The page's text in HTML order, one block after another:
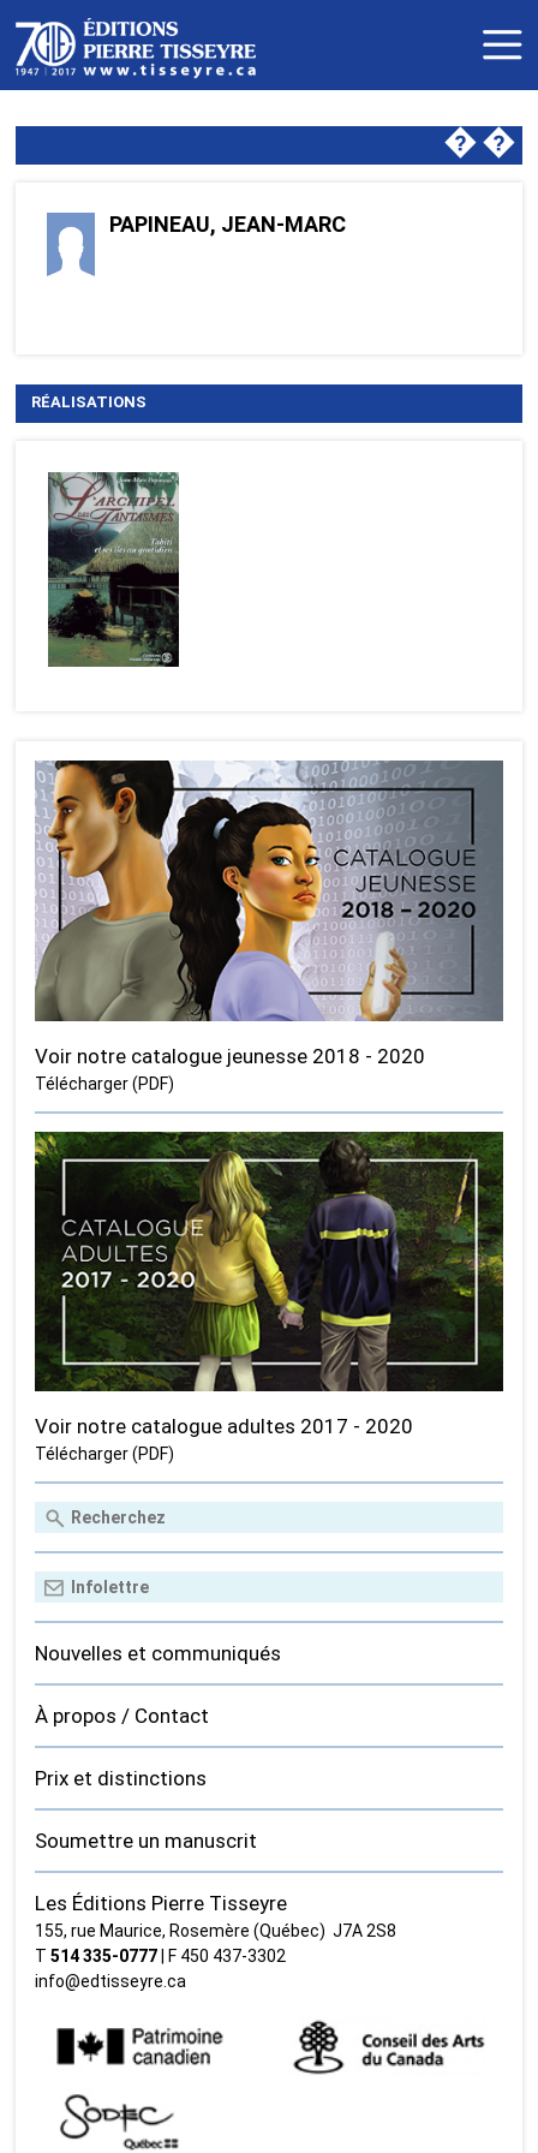
��
PAPINEAU, JEAN-MARC
RÉALISATIONS
Voir notre catalogue jeunesse 2018 - 2020
Télécharger (PDF)
Voir notre catalogue adultes 2017 - 2020
Télécharger (PDF)
Nouvelles et communiqués
À propos / Contact
Prix et distinctions
Soumettre un manuscrit
Les Éditions Pierre Tisseyre
155, rue Maurice, Rosemère (Québec) J7A 2S8
T514 335‑0777 | F 450 437‑3302
info@edtisseyre.ca